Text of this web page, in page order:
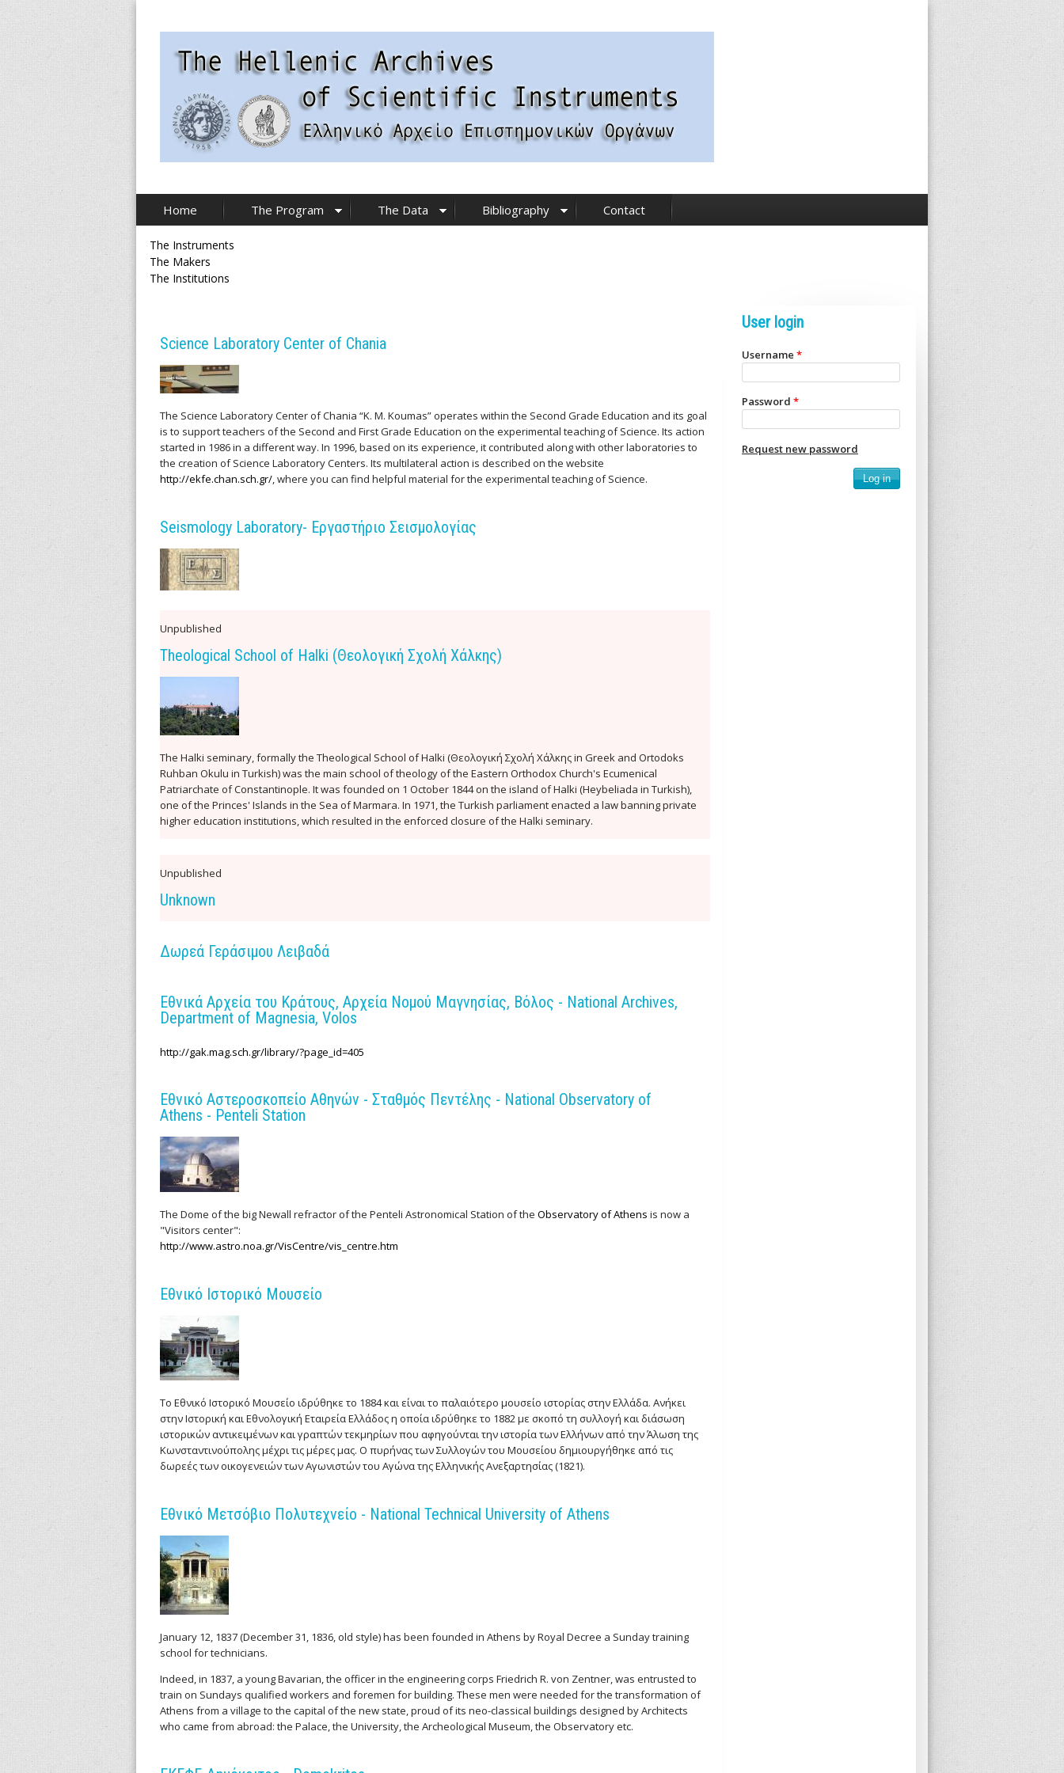
Skip
T
h
e
l
l
e
n
i
c
A
r
c
h
v
e
s
o
S
i
e
n
t
i
f
i
c
I
n
s
r
u
m
e
t
s
Home The Program The Data Bibliography Contact
The Instruments
The Makers
The Institutions
Science Laboratory Center of Chania
The Science Laboratory Center of Chania “K. M. Koumas” operates within the Second Grade Education and its goal
is to support teachers of the Second and First Grade Education on the experimental teaching of Science. Its action
started in 1986 in a different way. In 1996, based on its experience, it contributed along with other laboratories to
the creation of Science Laboratory Centers. Its multilateral action is described on the website
http://ekfe.chan.sch.gr/, where you can find helpful material for the experimental teaching of Science.
Seismology Laboratory- Εργαστήριο Σεισμολογίας
Unpublished
Theological School of Halki (Θεολογική Σχολή Χάλκης)
The Halki seminary, formally the Theological School of Halki (Θεολογική Σχολή Χάλκης in Greek and Ortodoks
Ruhban Okulu in Turkish) was the main school of theology of the Eastern Orthodox Church's Ecumenical
Patriarchate of Constantinople. It was founded on 1 October 1844 on the island of Halki (Heybeliada in Turkish),
one of the Princes' Islands in the Sea of Marmara. In 1971, the Turkish parliament enacted a law banning private
higher education institutions, which resulted in the enforced closure of the Halki seminary.
Unpublished
Unknown
Δωρεά Γεράσιμου Λειβαδά
Εθνικά Αρχεία του Κράτους, Αρχεία Νομού Μαγνησίας, Βόλος - National Archives,
Department of Magnesia, Volos
http://gak.mag.sch.gr/library/?page_id=405
Εθνικό Αστεροσκοπείο Αθηνών - Σταθμός Πεντέλης - National Observatory of
Athens - Penteli Station
The Dome of the big Newall refractor of the Penteli Astronomical Station of the Observatory of Athens is now a
"Visitors center":
http://www.astro.noa.gr/VisCentre/vis_centre.htm
Εθνικό Ιστορικό Μουσείο
Το Εθνικό Ιστορικό Μουσείο ιδρύθηκε το 1884 και είναι το παλαιότερο μουσείο ιστορίας στην Ελλάδα. Ανήκει
στην Ιστορική και Εθνολογική Εταιρεία Ελλάδος η οποία ιδρύθηκε το 1882 με σκοπό τη συλλογή και διάσωση
ιστορικών αντικειμένων και γραπτών τεκμηρίων που αφηγούνται την ιστορία των Ελλήνων από την Άλωση της
Κωνσταντινούπολης μέχρι τις μέρες μας. Ο πυρήνας των Συλλογών του Μουσείου δημιουργήθηκε από τις
δωρεές των οικογενειών των Αγωνιστών του Αγώνα της Ελληνικής Ανεξαρτησίας (1821).
Εθνικό Μετσόβιο Πολυτεχνείο - National Technical University of Athens
January 12, 1837 (December 31, 1836, old style) has been founded in Athens by Royal Decree a Sunday training
school for technicians.
Indeed, in 1837, a young Bavarian, the officer in the engineering corps Friedrich R. von Zentner, was entrusted to
train on Sundays qualified workers and foremen for building. These men were needed for the transformation of
Athens from a village to the capital of the new state, proud of its neo-classical buildings designed by Architects
who came from abroad: the Palace, the University, the Archeological Museum, the Observatory etc.
User login
Username *
Password *
Request new password